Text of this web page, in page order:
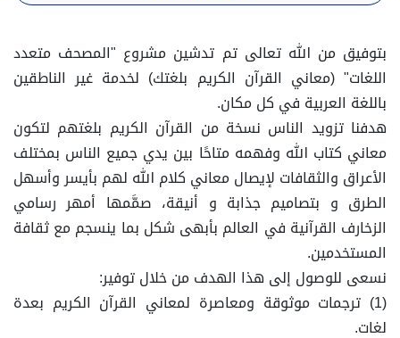
بتوفيق من الله تعالى تم تدشين مشروع "المصحف متعدد
اللغات" (معاني القرآن الكريم بلغتك) لخدمة غير الناطقين
باللغة العربية في كل مكان.
هدفنا تزويد الناس نسخة من القرآن الكريم بلغتهم لتكون
معاني كتاب الله وفهمه متاحًا بين يدي جميع الناس بمختلف
الأعراق والثقافات لإيصال معاني كلام الله لهم بأيسر وأسهل
الطرق و بتصاميم جذابة و أنيقة، صمَّمها أمهر رسامي
الزخارف القرآنية في العالم بأبهى شكل بما ينسجم مع ثقافة
المستخدمين.
نسعى للوصول إلى هذا الهدف من خلال توفير:
(1) ترجمات موثوقة ومعاصرة لمعاني القرآن الكريم بعدة
لغات.